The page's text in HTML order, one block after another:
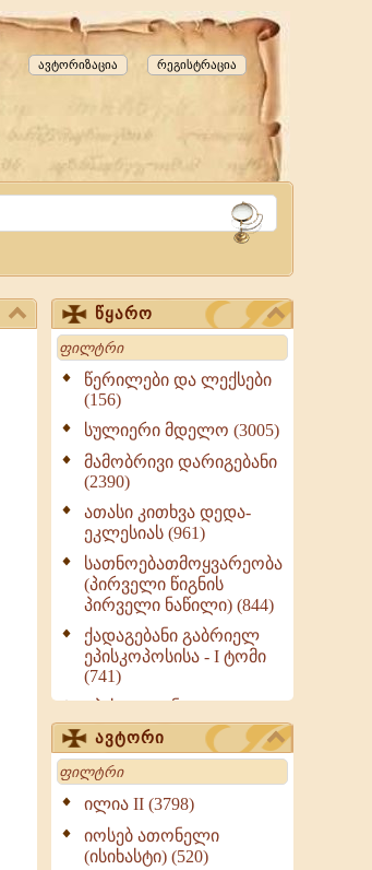
რეგისტრაცია
ავტორიზაცია
წყარო
Search
წერილები და ლექსები
(156)
სულიერი მდელო (3005)
მამობრივი დარიგებანი
(2390)
ათასი კითხვა დედა-
ეკლესიას (961)
სათნოებათმოყვარეობა
(პირველი წიგნის
პირველი ნაწილი) (844)
ქადაგებანი გაბრიელ
ეპისკოპოსისა - I ტომი
(741)
ეპისტოლენი,
ქადაგებანი, სიტყვანი
(ნაწილი III) (723)
მოძღვრის ძალზე
სასარგებლო რჩევები
მრევლისათვის (545)
Wisdomge (514)
ავტორი
Search
ილია II (3798)
იოსებ ათონელი
(ისიხასტი) (520)